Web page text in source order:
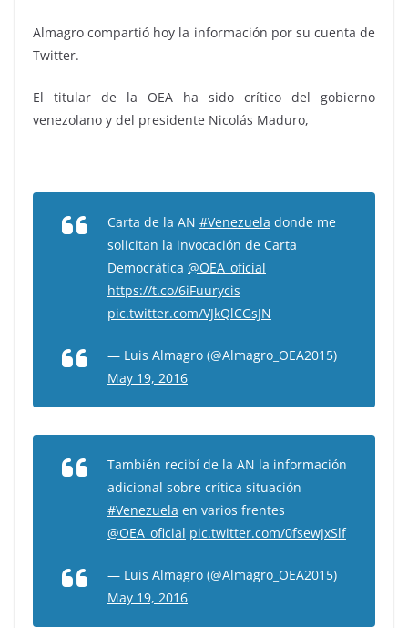
Almagro compartió hoy la información por su cuenta de
Twitter.
El titular de la OEA ha sido crítico del gobierno
venezolano y del presidente Nicolás Maduro,
Carta de la AN #Venezuela donde me
solicitan la invocación de Carta
Democrática @OEA_oficial
https://t.co/6iFuurycis
pic.twitter.com/VJkQlCGsJN
— Luis Almagro (@Almagro_OEA2015)
May 19, 2016
También recibí de la AN la información
adicional sobre crítica situación
#Venezuela en varios frentes
@OEA_oficial pic.twitter.com/0fsewJxSlf
— Luis Almagro (@Almagro_OEA2015)
May 19, 2016